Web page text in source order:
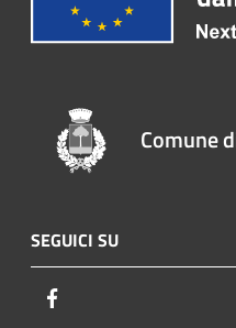
Comune
SEGUICI SU